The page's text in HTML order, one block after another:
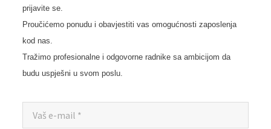
prijavite se.
Proučićemo ponudu i obavjestiti vas omogućnosti zaposlenja
kod nas.
Tražimo profesionalne i odgovorne radnikesa ambicijom da
budu uspješni u svom poslu.